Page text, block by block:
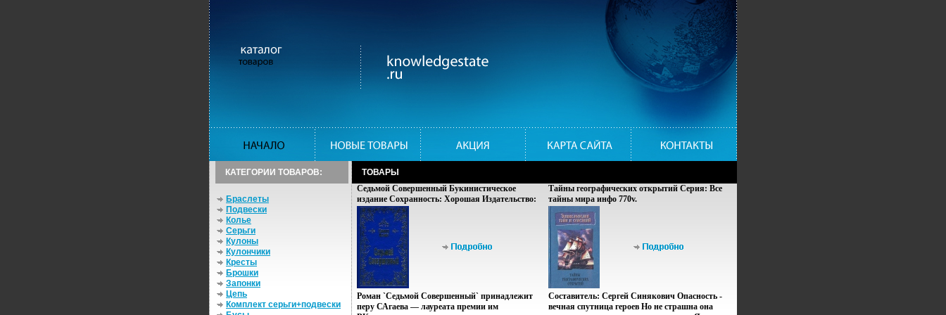
КАТЕГОРИИ ТОВАРОВ:
Браслеты
Подвески
Колье
Серьги
Кулоны
Кулончики
Кресты
Брошки
Запонки
Цепь
Комплект серьги+подвески
ТОВАРЫ
Седьмой Совершенный Букинистическое
издание Сохранность: Хорошая Издательство:
Прессверк, 2001 г Твердый переплет, 448 стр
ISBN 5-94584-013-0 Тираж: 3000 экз Формат:
84x108/32 (~130х205 мм) инфо 10134u.
Роман `Седьмой Совершенный` принадлежит
перу САгаева — лауреата премии им
Тайны географических открытий Серия: Все
тайны мира инфо 770v.
Составитель: Сергей Синякович Опасность -
вечная спутница героев Но не страшна она